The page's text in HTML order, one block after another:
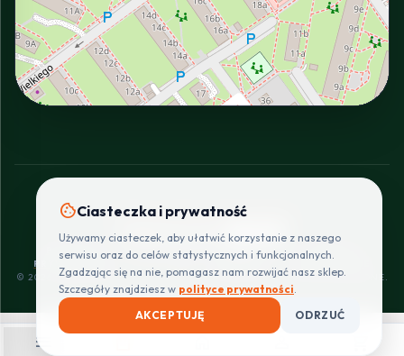
menu
INTERACTIVE VIEW
SZYBKIE I BEZPIECZNE PŁATNOŚCI
POLITYKA
PRYWATNOŚCI
REGULAMIN
CENNIK
DOSTAW
ZWROTY I
REKLAMACJE
© 2026 PROINSTALLER.PL - KNURÓW. WSZYSTKIE PRAWA ZASTRZEŻONE.
cookieCiasteczka i prywatność
Używamy ciasteczek, aby ułatwić korzystanie z naszego
serwisu oraz do celów statystycznych i funkcjonalnych.
Zgadzając się na nie, pomagasz nam rozwijać nasz sklep.
Szczegóły znajdziesz w polityce prywatności.
AKCEPTUJĘ
ODRZUĆ